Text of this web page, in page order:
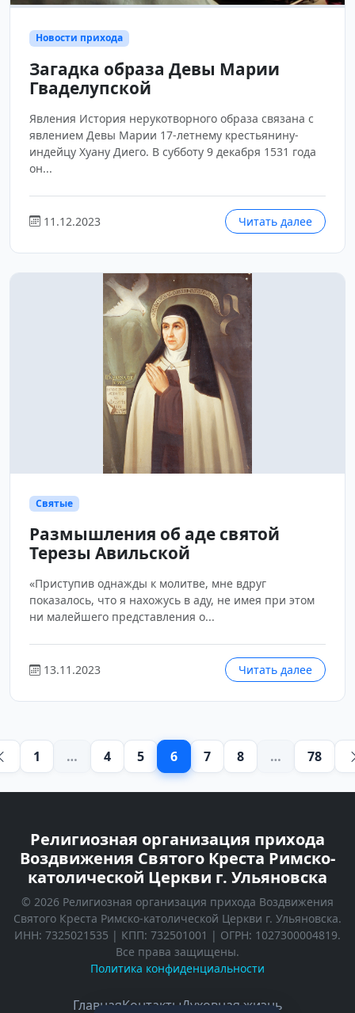
Новости прихода
Загадка образа Девы Марии
Гваделупской
Явления История нерукотворного образа связана с
явлением Девы Марии 17-летнему крестьянину-
индейцу Хуану Диего. В субботу 9 декабря 1531 года
он...
11.12.2023 Читать далее
Святые
Размышления об аде святой
Терезы Авильской
«Приступив однажды к молитве, мне вдруг
показалось, что я нахожусь в аду, не имея при этом
ни малейшего представления о...
13.11.2023 Читать далее
1 … 4 5 6 7 8 … 78
Религиозная организация прихода
Воздвижения Святого Креста Римско-
католической Церкви г. Ульяновска
© 2026 Религиозная организация прихода Воздвижения
Святого Креста Римско-католической Церкви г. Ульяновска.
ИНН: 7325021535 | КПП: 732501001 | ОГРН: 1027300004819.
Все права защищены.
Политика конфиденциальности
ГлавнаяKонтактыДуховная жизнь